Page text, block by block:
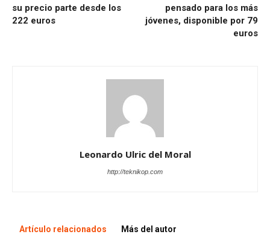
su precio parte desde los
222 euros
pensado para los más
jóvenes, disponible por 79
euros
Leonardo Ulric del Moral
http://teknikop.com
Artículo relacionados Más del autor